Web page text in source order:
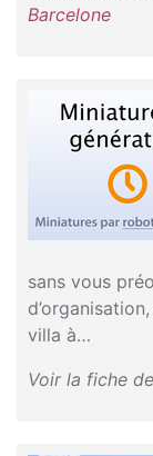
Barcelone
sans vous
villa à…
Voir la fiche de